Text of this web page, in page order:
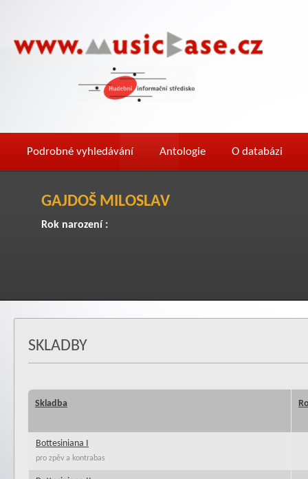
Podrobné vyhledávání Antologie O databázi
GAJDOŠ MILOSLAV
Rok narození :
SKLADBY
Skladba
Bottesiniana I
pro zpěv a kontrabas